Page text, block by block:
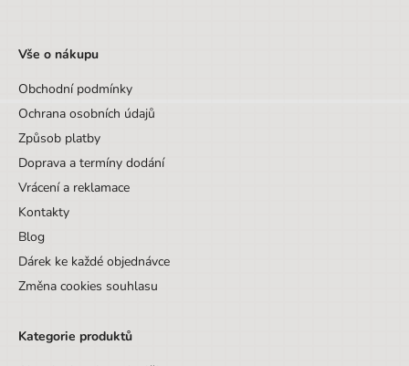
EAN
Hmotnost netto [kg]
Materiál
Značka
Šířka obalu
Pohlaví
Barva
Vše o nákupu
Obchodní podmínky
Ochrana osobních údajů
Způsob platby
Doprava a termíny dodání
Vrácení a reklamace
Kontakty
Blog
Dárek ke každé objednávce
Změna cookies souhlasu
Kategorie produktů